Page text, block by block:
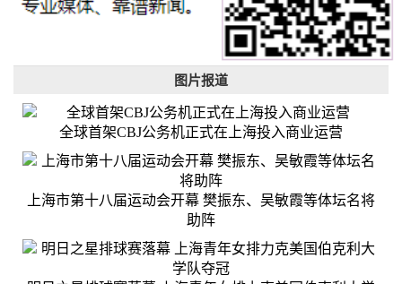
图片报道
全球首架CBJ公务机正式在上海投入商业运营
上海市第十八届运动会开幕 樊振东、吴敏霞等体坛名将
助阵